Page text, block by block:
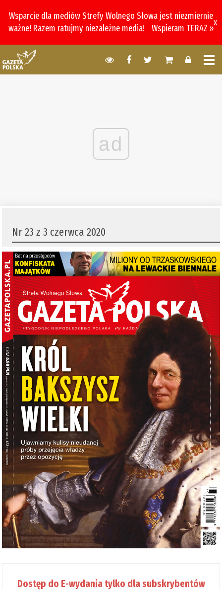
Wsparcie dla mediów Strefy Wolnego Słowa jest niezmiernie
ważne! Razem ratujmy niezależne media!
Wspieram TERAZ »
x
ad
Nr 23 z 3 czerwca 2020
Dostęp do E-wydania tylko dla subskrybentów